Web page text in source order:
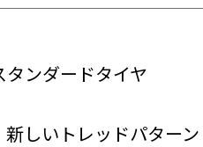
ンダードタイヤ
しいトレッドパターン